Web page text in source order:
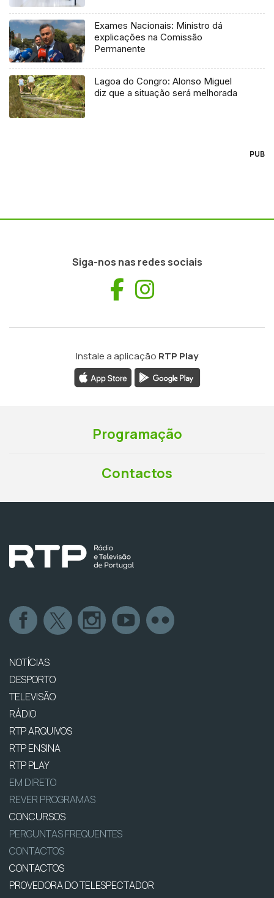
Exames Nacionais: Ministro dá
explicações na Comissão
Permanente
Lagoa do Congro: Alonso Miguel
diz que a situação será melhorada
PUB
Siga-nos nas redes sociais
Facebook
Instale a aplicação RTP Play
Programação
Contactos
NOTÍCIAS
DESPORTO
TELEVISÃO
RÁDIO
RTP ARQUIVOS
RTP ENSINA
RTP PLAY
EM DIRETO
REVER PROGRAMAS
CONCURSOS
PERGUNTAS FREQUENTES
CONTACTOS
CONTACTOS
PROVEDORA DO TELESPECTADOR